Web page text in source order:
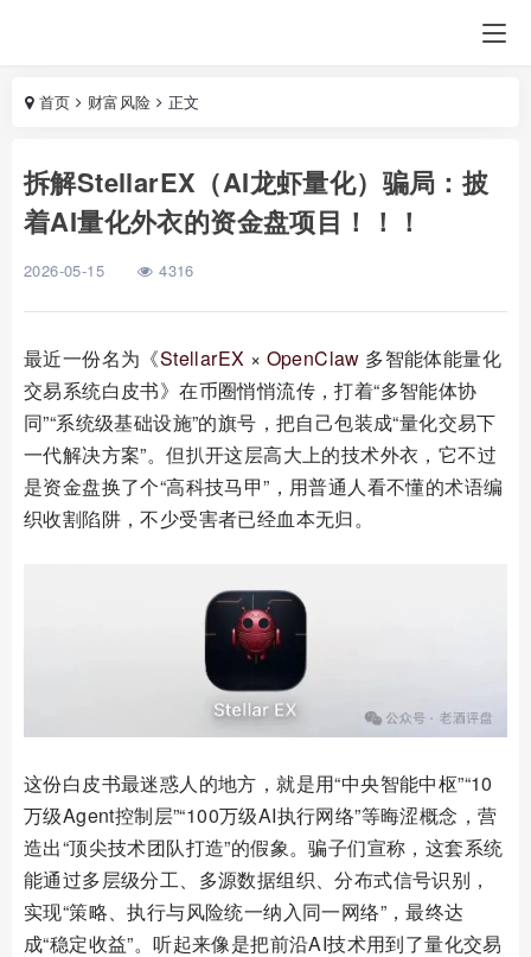
首页 财富风险 正文
拆解StellarEX（AI龙虾量化）骗局：披
着AI量化外衣的资金盘项目！！！
2026-05-15 4316
最近一份名为《StellarEX × OpenClaw 多智能体能量化
交易系统白皮书》在币圈悄悄流传，打着“多智能体协
同”“系统级基础设施”的旗号，把自己包装成“量化交易下
一代解决方案”。但扒开这层高大上的技术外衣，它不过
是资金盘换了个“高科技马甲”，用普通人看不懂的术语编
织收割陷阱，不少受害者已经血本无归。
这份白皮书最迷惑人的地方，就是用“中央智能中枢”“10
万级Agent控制层”“100万级AI执行网络”等晦涩概念，营
造出“顶尖技术团队打造”的假象。骗子们宣称，这套系统
能通过多层级分工、多源数据组织、分布式信号识别，
实现“策略、执行与风险统一纳入同一网络”，最终达
成“稳定收益”。听起来像是把前沿AI技术用到了量化交易